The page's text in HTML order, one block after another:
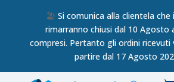
🏖️Si comunica alla clientela
rimarranno chiusi dal 10 Agosto
compresi. Pertanto gli ordini ricevuti
partire dal 17 Agosto